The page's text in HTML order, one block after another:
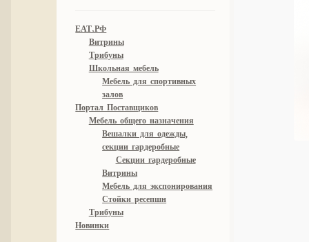
ЕАТ.РФ
Витрины
Трибуны
Школьная мебель
Мебель для спортивных
залов
Портал Поставщиков
Мебель общего назначения
Вешалки для одежды,
секции гардеробные
Секции гардеробные
Витрины
Мебель для экспонирования
Стойки ресепшн
Трибуны
Новинки